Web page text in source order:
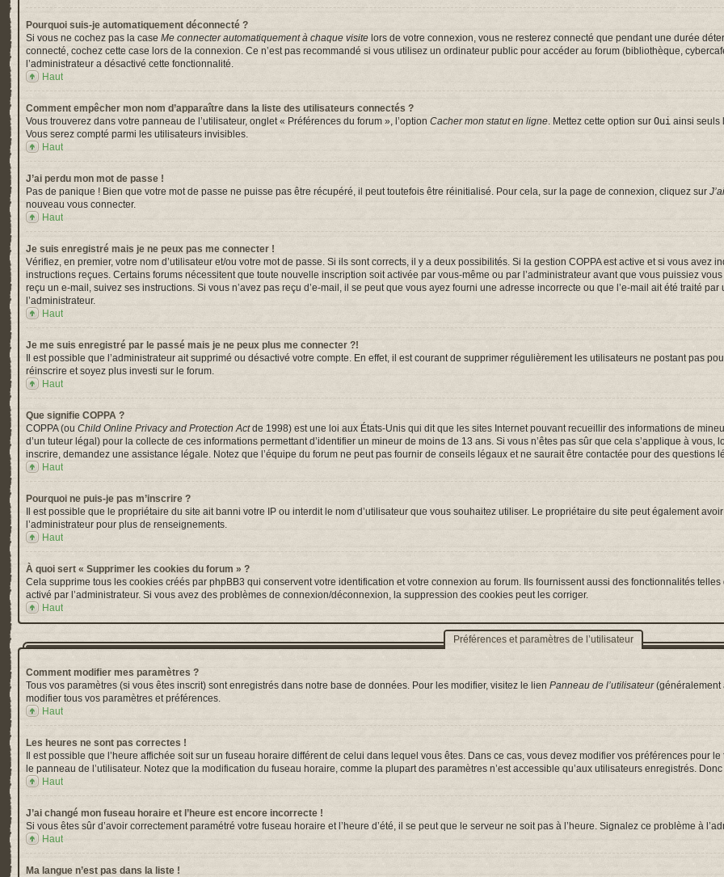
Pourquoi suis-je automatiquement déconnecté ?
Si vous ne cochez pas la case Me connecter automatiquement à chaque visite lors de votre connexion, vous ne resterez connecté que pendant une durée
connecté, cochez cette case lors de la connexion. Ce n’est pas recommandé si vous utilisez un ordinateur public pour accéder au forum (bibliothèque,
l’administrateur a désactivé cette fonctionnalité.
Haut
Comment empêcher mon nom d’apparaître dans la liste des utilisateurs connectés ?
Vous trouverez dans votre panneau de l’utilisateur, onglet « Préférences du forum », l’option Cacher mon statut en ligne. Mettez cette option sur Oui ainsi seuls
Vous serez compté parmi les utilisateurs invisibles.
Haut
J’ai perdu mon mot de passe !
Pas de panique ! Bien que votre mot de passe ne puisse pas être récupéré, il peut toutefois être réinitialisé. Pour cela, sur la page de connexion, cliquez sur
nouveau vous connecter.
Haut
Je suis enregistré mais je ne peux pas me connecter !
Vérifiez, en premier, votre nom d’utilisateur et/ou votre mot de passe. Si ils sont corrects, il y a deux possibilités. Si la gestion COPPA est active et si vous
instructions reçues. Certains forums nécessitent que toute nouvelle inscription soit activée par vous-même ou par l’administrateur avant que vous puissiez
reçu un e-mail, suivez ses instructions. Si vous n’avez pas reçu d’e-mail, il se peut que vous ayez fourni une adresse incorrecte ou que l’e-mail ait été traité
l’administrateur.
Haut
Je me suis enregistré par le passé mais je ne peux plus me connecter ?!
Il est possible que l’administrateur ait supprimé ou désactivé votre compte. En effet, il est courant de supprimer régulièrement les utilisateurs ne postant pas
réinscrire et soyez plus investi sur le forum.
Haut
Que signifie COPPA ?
COPPA (ou Child Online Privacy and Protection Actde 1998) est une loi aux États-Unis qui dit que les sites Internet pouvant recueillir des informations de
d’un tuteur légal) pour la collecte de ces informations permettant d’identifier un mineur de moins de 13 ans. Si vous n’êtes pas sûr que cela s’applique à
inscrire, demandez une assistance légale. Notez que l’équipe du forum ne peut pas fournir de conseils légaux et ne saurait être contactée pour des questions
Haut
Pourquoi ne puis-je pas m’inscrire ?
Il est possible que le propriétaire du site ait banni votre IP ou interdit le nom d’utilisateur que vous souhaitez utiliser. Le propriétaire du site peut également
l’administrateur pour plus de renseignements.
Haut
À quoi sert « Supprimer les cookies du forum » ?
Cela supprime tous les cookies créés par phpBB3 qui conservent votre identification et votre connexion au forum. Ils fournissent aussi des fonctionnalités
activé par l’administrateur. Si vous avez des problèmes de connexion/déconnexion, la suppression des cookies peut les corriger.
Haut
Préférences et paramètres de l’utilisateur
Comment modifier mes paramètres ?
Tous vos paramètres (si vous êtes inscrit) sont enregistrés dans notre base de données. Pour les modifier, visitez le lien Panneau de l’utilisateur(généralement
modifier tous vos paramètres et préférences.
Haut
Les heures ne sont pas correctes !
Il est possible que l’heure affichée soit sur un fuseau horaire différent de celui dans lequel vous êtes. Dans ce cas, vous devez modifier vos préférences pour
le panneau de l’utilisateur. Notez que la modification du fuseau horaire, comme la plupart des paramètres n’est accessible qu’aux utilisateurs enregistrés.
Haut
J’ai changé mon fuseau horaire et l’heure est encore incorrecte !
Si vous êtes sûr d’avoir correctement paramétré votre fuseau horaire et l’heure d’été, il se peut que le serveur ne soit pas à l’heure. Signalez ce problème à
Haut
Ma langue n’est pas dans la liste !